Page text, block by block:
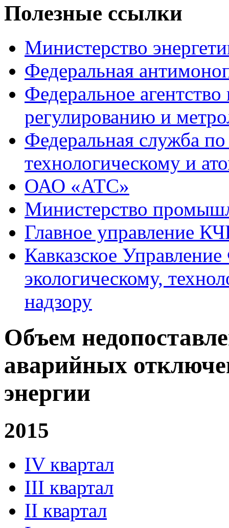
Полезные ссылки
Министерство
Федеральная
Федеральное
регулированию и
Федеральная служба
технологическому и
ОАО «АТС»
Министерство
Главное управление
Кавказское
экологическому,
надзору
Объем
аварийных
энергии
2015
IV квартал
III квартал
II квартал